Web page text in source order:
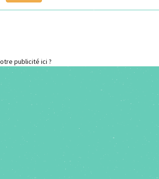
publicité ici ?